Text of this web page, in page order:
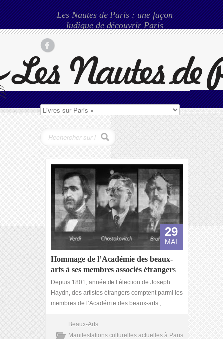
Les Nautes de Paris : une façon
ludique de découvrir Paris
29
MAI
Hommage de l’Académie des beaux-
arts à ses membres associés étrangers
Depuis 1801, année de l’élection de Joseph
Haydn, des artistes étrangers comptent parmi les
membres de l’Académie des beaux-arts ;
Beaux-Arts
Manifestations culturelles actuelles à Paris